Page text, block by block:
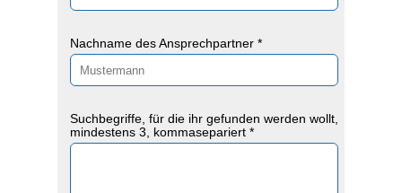
Nachname des Ansprechpartner *
Suchbegriffe, für die ihr gefunden werden wollt,
mindestens 3, kommasepariert *